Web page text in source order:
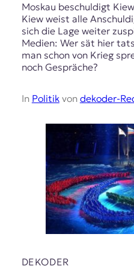
Moskau beschuldigt
Kiew weist alle
sich die Lage weiter
Medien: Wer sät hier
man schon von Krieg
noch Gespräche?
In Politikvon dekoder-
DEKODER